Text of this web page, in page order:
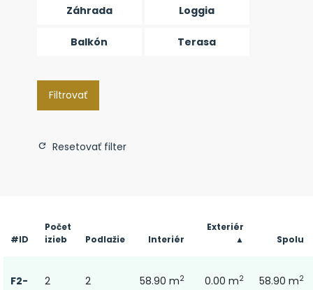
Záhrada
Loggia
Balkón Terasa
Filtrovať
Resetovať filter
#ID
Počet
izieb
Podlažie Interiér
Exteriér
▲
Spolu
F2-
2 2 58.90 m2 0.00 m2 58.90 m2